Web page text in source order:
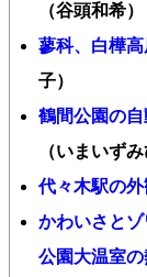
（谷頭和希）
蓼科、白樺
子）
鶴間公園の
（いまいずみ
代々木駅の
かわいさと
公園大温室